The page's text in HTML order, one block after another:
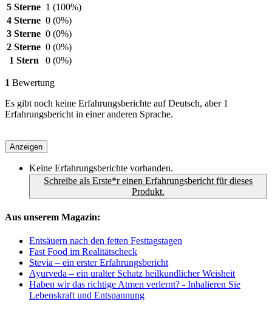
5 Sterne 1 (100%)
4 Sterne 0 (0%)
3 Sterne 0 (0%)
2 Sterne 0 (0%)
1 Stern
0 (0%)
1 Bewertung
Es gibt noch keine Erfahrungsberichte auf Deutsch, aber 1
Erfahrungsbericht in einer anderen Sprache.
Anzeigen
Keine Erfahrungsberichte vorhanden.
Schreibe als Erste*r einen Erfahrungsbericht für dieses
Produkt.
Aus unserem Magazin:
Entsäuern nach den fetten Festtagstagen
Fast Food im Realitätscheck
Stevia – ein erster Erfahrungsbericht
Ayurveda – ein uralter Schatz heilkundlicher Weisheit
Haben wir das richtige Atmen verlernt? - Inhalieren Sie
Lebenskraft und Entspannung